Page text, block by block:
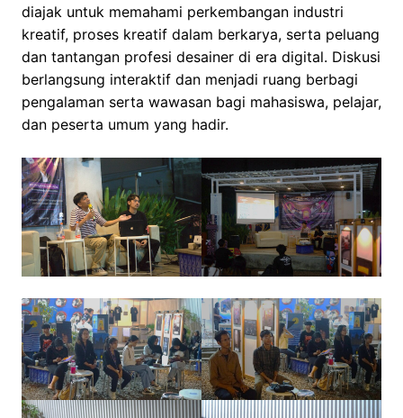
diajak untuk memahami perkembangan industri
kreatif, proses kreatif dalam berkarya, serta peluang
dan tantangan profesi desainer di era digital. Diskusi
berlangsung interaktif dan menjadi ruang berbagi
pengalaman serta wawasan bagi mahasiswa, pelajar,
dan peserta umum yang hadir.